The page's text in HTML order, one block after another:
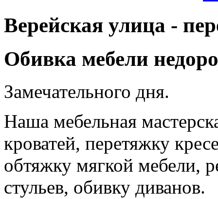
Верейская улица -
Обивка мебели
Замечательного дня.
Наша мебельная
кроватей, перетяжку
обтяжку мягкой мебели,
стульев, обивку диванов.